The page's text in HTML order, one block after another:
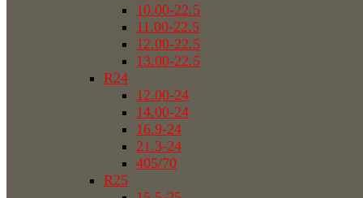
10.00-22.5
11.00-22.5
12.00-22.5
13.00-22.5
R24
12.00-24
14.00-24
16.9-24
21.3-24
405/70
R25